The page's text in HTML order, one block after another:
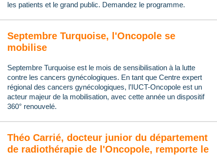
les patients et le grand public. Demandez le programme.
Septembre Turquoise, l'Oncopole se
mobilise
Septembre Turquoise est le mois de sensibilisation à la lutte
contre les cancers gynécologiques. En tant que Centre expert
régional des cancers gynécologiques, l’IUCT-Oncopole est un
acteur majeur de la mobilisation, avec cette année un dispositif
360° renouvelé.
Théo Carrié, docteur junior du département
de radiothérapie de l'Oncopole, remporte le